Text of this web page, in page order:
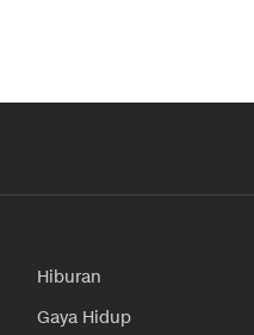
Hiburan
Gaya Hidup